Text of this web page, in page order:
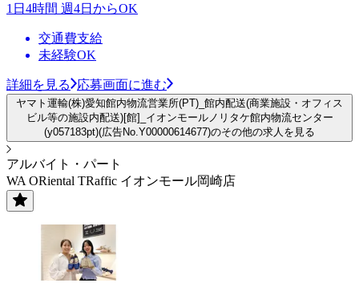
1日4時間 週4日からOK
交通費支給
未経験OK
詳細を見る 応募画面に進む
ヤマト運輸(株)愛知館内物流営業所(PT)_館内配送(商業施設・オフィス
ビル等の施設内配送)[館]_イオンモールノリタケ館内物流センター
(y057183pt)(広告No.Y00000614677)のその他の求人を見る
アルバイト・パート
WA ORiental TRaffic イオンモール岡崎店